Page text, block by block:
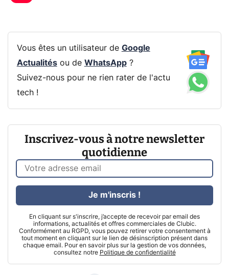
Vous êtes un utilisateur de Google
Actualitésou de WhatsApp?
Suivez-nous pour ne rien rater de l'actu
tech !
Inscrivez-vous à notre newsletter
quotidienne
En cliquant sur s'inscrire, j’accepte de recevoir par email des
informations, actualités et offres commerciales de Clubic.
Conformément au RGPD, vous pouvez retirer votre consentement à
tout moment en cliquant sur le lien de désinscription présent dans
chaque email. Pour en savoir plus sur la gestion de vos données,
consultez notre Politique de confidentialité
Je m'inscris !